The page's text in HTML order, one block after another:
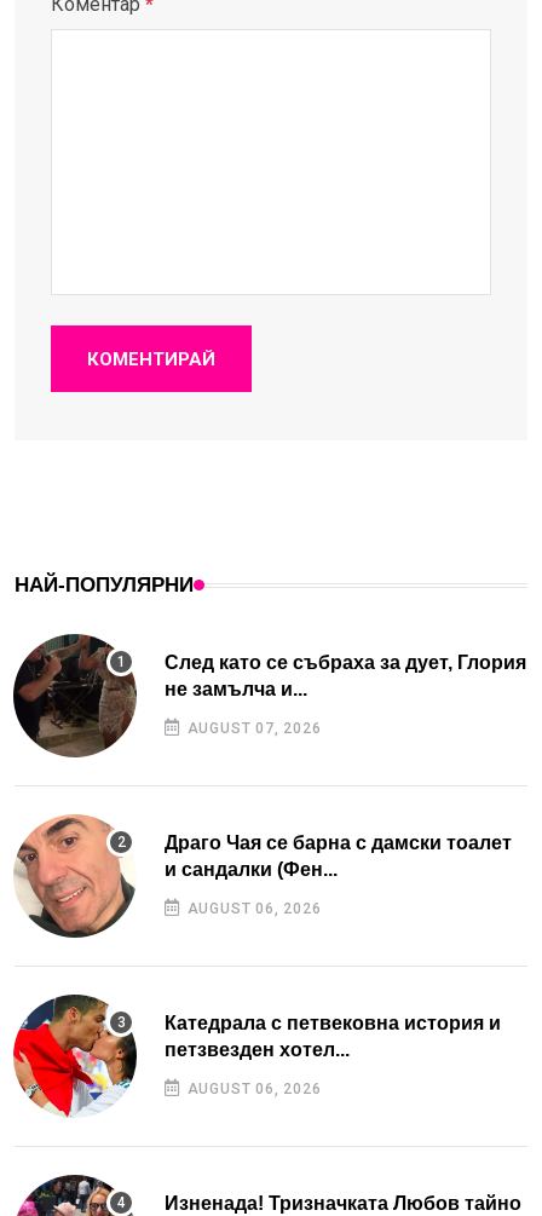
Коментар *
КОМЕНТИРАЙ
НАЙ-ПОПУЛЯРНИ
След като се събраха за дует, Глория
не замълча и...
AUGUST 07, 2026
Драго Чая се барна с дамски тоалет
и сандалки (Фен...
AUGUST 06, 2026
Катедрала с петвековна история и
петзвезден хотел...
AUGUST 06, 2026
Изненада! Тризначката Любов тайно